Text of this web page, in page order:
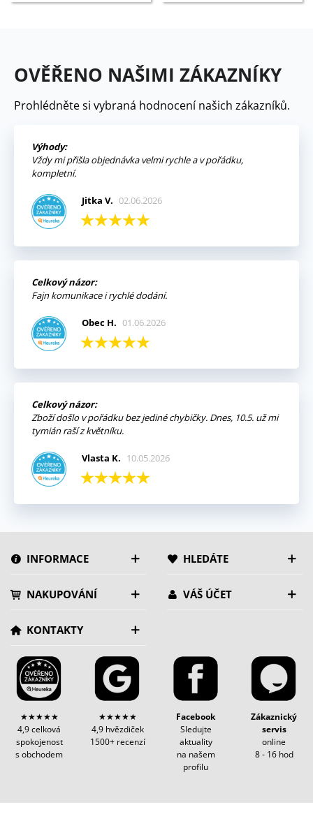
OVĚŘENO NAŠIMI ZÁKAZNÍKY
Prohlédněte si vybraná hodnocení našich zákazníků.
Výhody:
Vždy mi přišla objednávka velmi rychle a v pořádku,
kompletní.
Jitka V. 02.06.2026
Celkový názor:
Fajn komunikace i rychlé dodání.
Obec H. 01.06.2026
Celkový názor:
Zboží došlo v pořádku bez jediné chybičky. Dnes, 10.5. už mi
tymián raší z květníku.
Vlasta K. 10.05.2026
INFORMACE HLEDÁTE
NAKUPOVÁNÍ VÁŠ ÚČET
KONTAKTY
★★★★★
4,9 celková
spokojenost
s obchodem
★★★★★
4,9 hvězdiček
1500+ recenzí
Facebook
Sledujte
aktuality
na našem
profilu
Zákaznický
servis
online
8 - 16 hod